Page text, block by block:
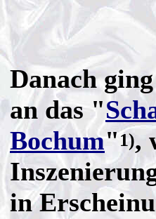
Danach
an das "
Bochum"1),
in